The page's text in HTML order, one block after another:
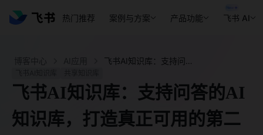
热门推荐 案例与方案 产品功能 飞书 AI
飞书AI知识库：支持问答的AI
知识库，打造真正可用的第二